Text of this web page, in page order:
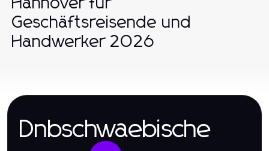
Hannover für
Geschäftsreisende und
Handwerker 2026
Dnbschwaebische